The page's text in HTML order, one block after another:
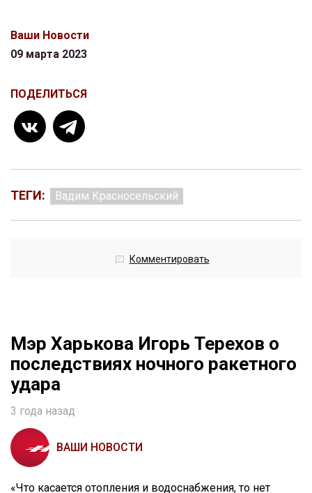
Ваши Новости
09 марта 2023
ПОДЕЛИТЬСЯ
ТЕГИ: Вадим Красносельский
Комментировать
Мэр Харькова Игорь Терехов о
последствиях ночного ракетного
удара
3 года назад
ВАШИ НОВОСТИ
«Что касается отопления и водоснабжения, то нет